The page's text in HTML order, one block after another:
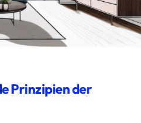
Prinzipien der